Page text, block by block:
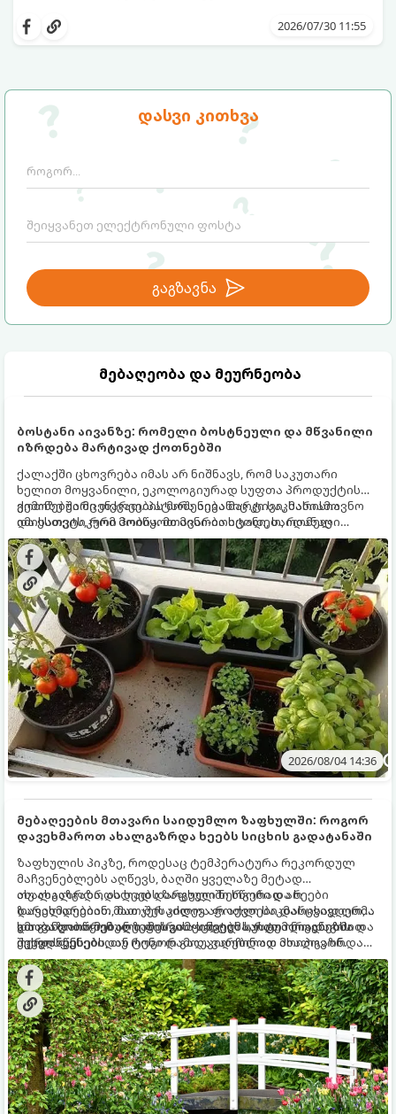
დასვი კითხვა
გაგზავნა
მებაღეობა და მეურნეობა
ბოსტანი აივანზე: რომელი ბოსტნეული და მწვანილი
იზრდება მარტივად ქოთნებში
ქალაქში ცხოვრება იმას არ ნიშნავს, რომ საკუთარი
ხელით მოყვანილი, ეკოლოგიურად სუფთა პროდუქტის
გემოზე უარი თქვათ. პატარა აივანიც კი საკმარისია
იმისათვის, რომ მოიწყოთ მინი-ბოსტანი, საიდანაც
ყოველდღიურად ახალ, არომატულ მწვანილსა და
ბოსტნეულს მოკრეფთ.
ქოთნებში მცენარეების მოშენება მარტივი, სასიამოვნო
და ესთეტიკური ჰობია. მთავარია იცოდეთ, რომელი
კულტურები ეგუებიან ქოთნის პირობებს ყველაზე კარგად
და როგორ მოუაროთ მათ სწორად.
2026/08/04 14:36
მებაღეების მთავარი საიდუმლო ზაფხულში: როგორ
დავეხმაროთ ახალგაზრდა ხეებს სიცხის გადატანაში
ზაფხულის პიკზე, როდესაც ტემპერატურა რეკორდულ
მაჩვენებლებს აღწევს, ბაღში ყველაზე მეტად
ახალგაზრდა, ახლად დარგული ნერგები და ხეები
ზარალდებიან. მათ ჯერ კიდევ არ აქვთ საკმარისად ღრმა
და განვითარებული ფესვთა სისტემა, რათა ნიადაგის
ქვედა ფენებიდან ტენი დამოუკიდებლად მოიპოვონ.
თუ ახალგაზრდა ხეებს ზაფხულში სწორად არ
დავეხმარებით, მათ შესაძლოა ფოთლები დასცვივდეთ,
ხმობა დაიწყონ ან ზამთრის ყინვებს სუსტი ორგანიზმით
შეხვდნენ.
გთავაზობთ მებაღეების გამოცდილ საიდუმლოებებსა და
ოქროს წესებს, თუ როგორ გადავარჩინოთ ახალგაზრდა
ხეები ზაფხულის სიცხეში:
ის შეიცავს მინიმალურ კალორიებს,
მომზადების დრო: 5 წუთი
მომზადებისთანავე, რბილი ნაყინის სახით)
2026/07/30 11:55